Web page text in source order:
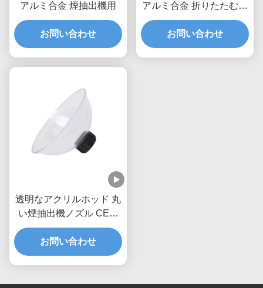
アルミ合金 煙抽出機用
お問い合わせ
アルミ合金 折りたたむ式
吸着腕 75mm インターフ
ェース
お問い合わせ
透明なアクリルホッド 丸
い煙抽出機ノズル CE認
証
お問い合わせ